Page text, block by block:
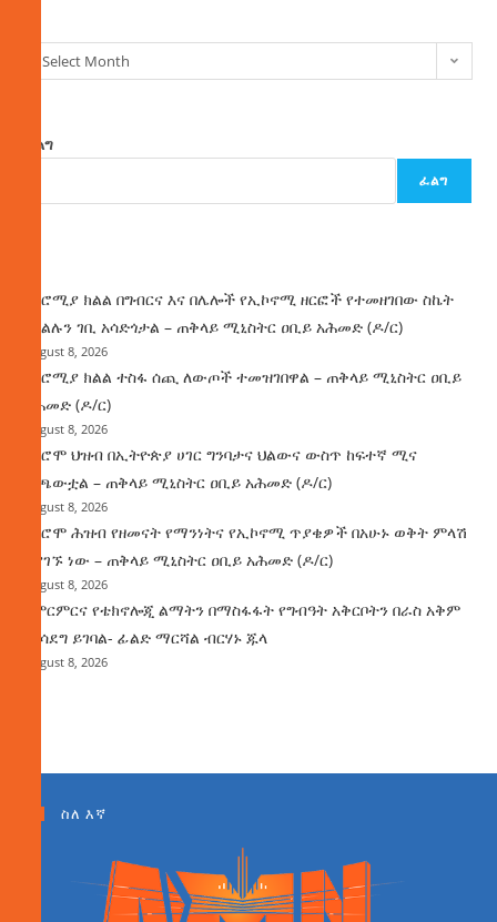
Select Month
ፈልግ
ፈልግ
በኦሮሚያ ክልል በግብርና እና በሌሎች የኢኮኖሚ ዘርፎች የተመዘገበው ስኬት
የክልሉን ገቢ አሳድጎታል – ጠቅላይ ሚኒስትር ዐቢይ አሕመድ (ዶ/ር)
August 8, 2026
በኦሮሚያ ክልል ተስፋ ሰጪ ለውጦች ተመዝገበዋል – ጠቅላይ ሚኒስትር ዐቢይ
አሕመድ (ዶ/ር)
August 8, 2026
የኦሮሞ ህዝብ በኢትዮጵያ ሀገር ግንባታና ህልውና ውስጥ ከፍተኛ ሚና
ተጫውቷል – ጠቅላይ ሚኒስትር ዐቢይ አሕመድ (ዶ/ር)
August 8, 2026
የኦሮሞ ሕዝብ የዘመናት የማንነትና የኢኮኖሚ ጥያቄዎች በአሁኑ ወቅት ምላሽ
እያገኙ ነው – ጠቅላይ ሚኒስትር ዐቢይ አሕመድ (ዶ/ር)
August 8, 2026
የምርምርና የቴክኖሎጂ ልማትን በማስፋፋት የግብዓት አቅርቦትን በራስ አቅም
ማሳደግ ይገባል- ፊልድ ማርሻል ብርሃኑ ጁላ
August 8, 2026
ስለ እኛ